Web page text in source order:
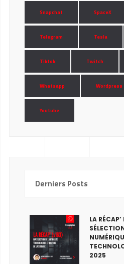
Snapchat SpaceX
Telegram Tesla
Tiktok Twitch
Whatsapp Wordpress
Youtube
Derniers Posts
LA
2025